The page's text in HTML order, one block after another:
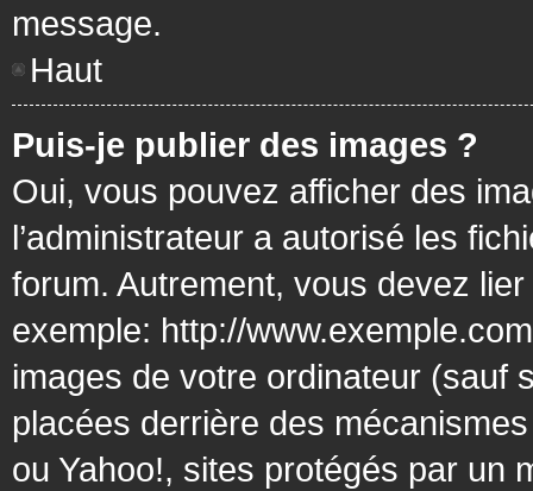
message.
Haut
Puis-je publier des images ?
Oui, vous pouvez afficher des
l’administrateur a autorisé les
forum. Autrement, vous devez
exemple: http://
images de votre ordinateur (sauf
placées derrière des
ou Yahoo!, sites protégés par un